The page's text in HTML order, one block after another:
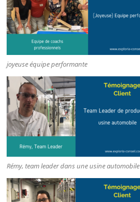
joyeuse équipe performante
Rémy, team leader dans une usine automobile